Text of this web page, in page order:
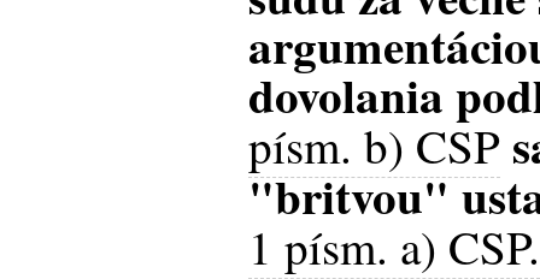
dovolania
písm. b) CSP
"britvou"
1 písm. a) CSP.